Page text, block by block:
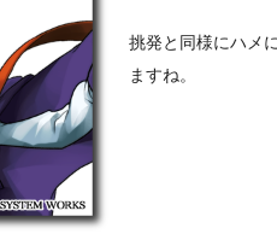
挑発と同様にハメ
ますね。